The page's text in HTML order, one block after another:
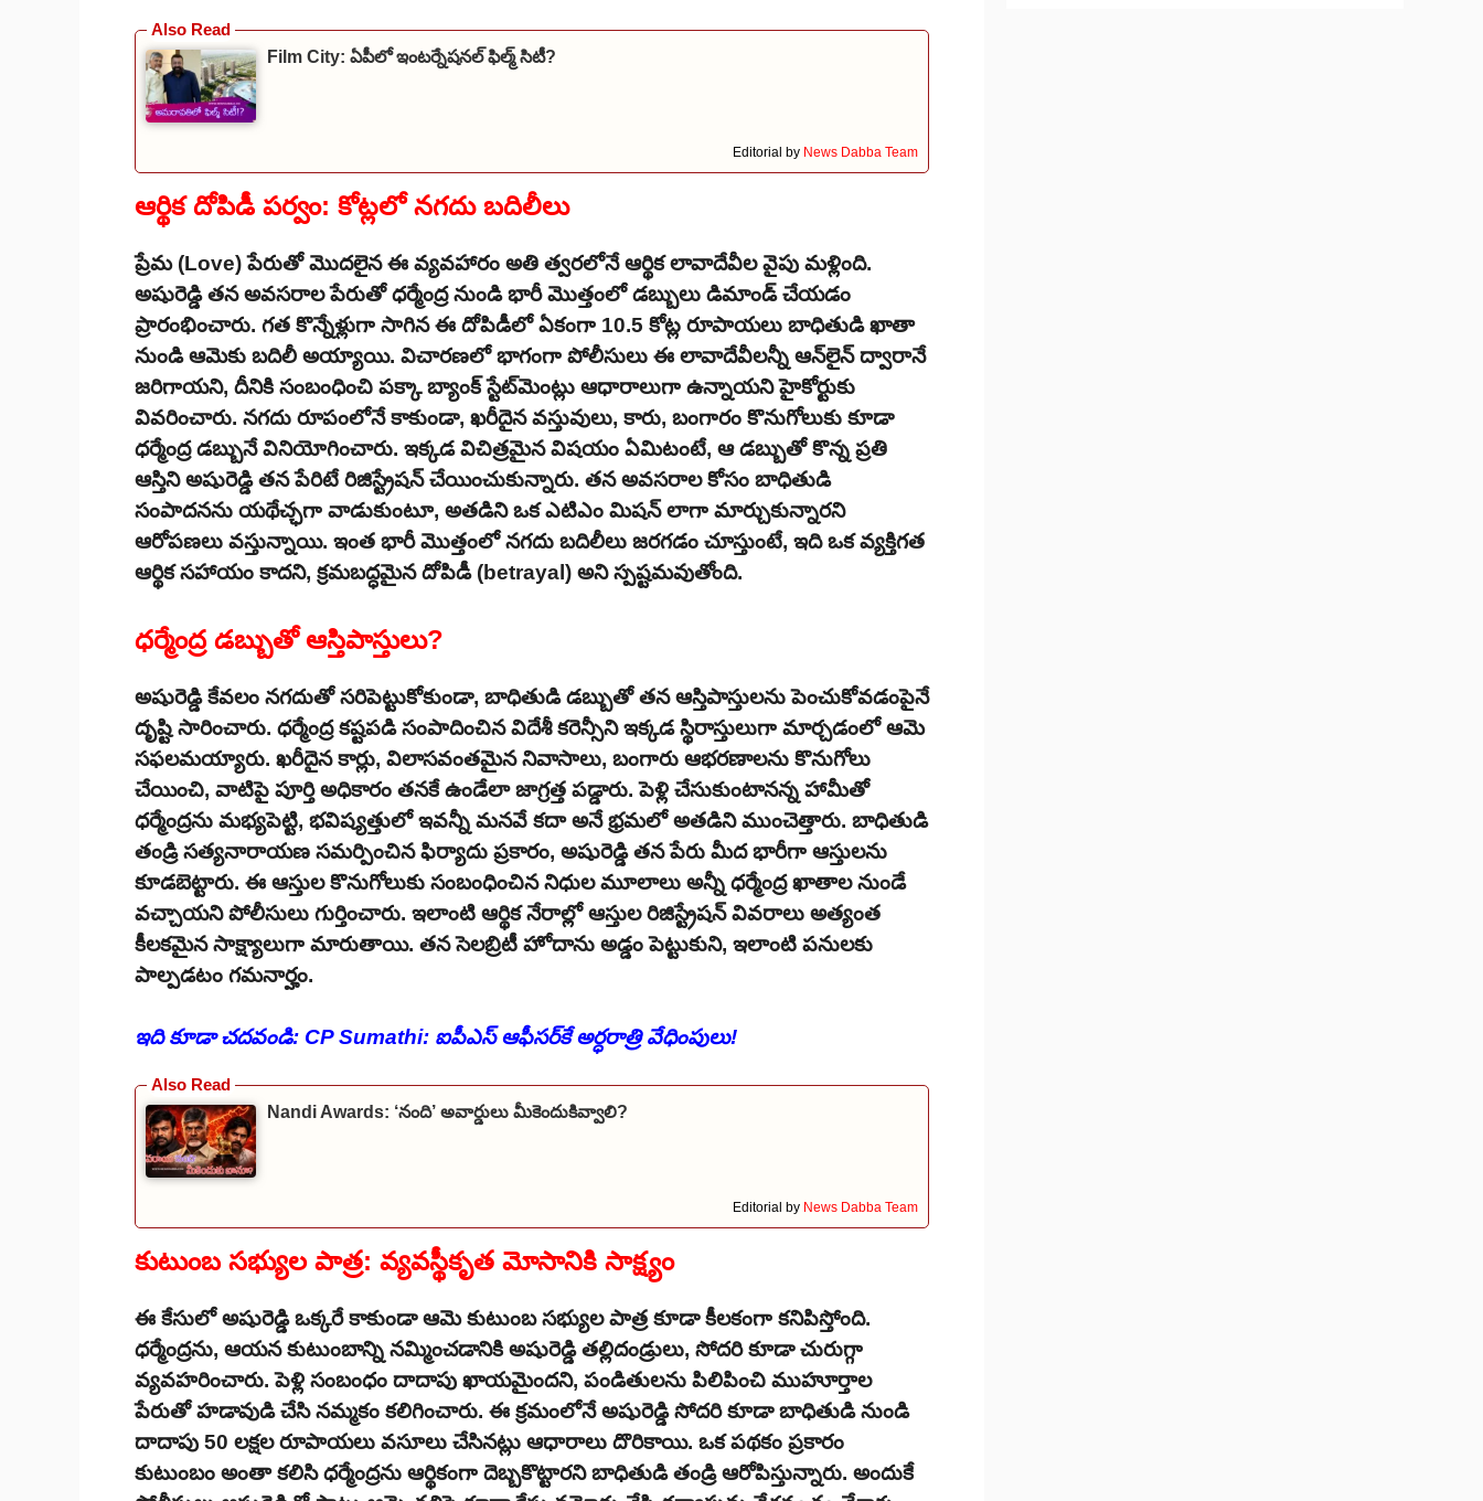
Film City: ఏపీలో ఇంటర్నేషనల్ ఫిల్మ్ సిటీ?
Editorial by News Dabba Team
ఆర్థిక దోపిడీ పర్వం: కోట్లలో నగదు బదిలీలు
ప్రేమ (Love) పేరుతో మొదలైన ఈ వ్యవహారం అతి త్వరలోనే ఆర్థిక లావాదేవీల వైపు మళ్లింది.
అషురెడ్డి తన అవసరాల పేరుతో ధర్మేంద్ర నుండి భారీ మొత్తంలో డబ్బులు డిమాండ్ చేయడం
ప్రారంభించారు. గత కొన్నేళ్లుగా సాగిన ఈ దోపిడీలో ఏకంగా 10.5 కోట్ల రూపాయలు బాధితుడి ఖాతా
నుండి ఆమెకు బదిలీ అయ్యాయి. విచారణలో భాగంగా పోలీసులు ఈ లావాదేవీలన్నీ ఆన్‌లైన్ ద్వారానే
జరిగాయని, దీనికి సంబంధించి పక్కా బ్యాంక్ స్టేట్‌మెంట్లు ఆధారాలుగా ఉన్నాయని హైకోర్టుకు
వివరించారు. నగదు రూపంలోనే కాకుండా, ఖరీదైన వస్తువులు, కారు, బంగారం కొనుగోలుకు కూడా
ధర్మేంద్ర డబ్బునే వినియోగించారు. ఇక్కడ విచిత్రమైన విషయం ఏమిటంటే, ఆ డబ్బుతో కొన్న ప్రతి
ఆస్తిని అషురెడ్డి తన పేరిటే రిజిస్ట్రేషన్ చేయించుకున్నారు. తన అవసరాల కోసం బాధితుడి
సంపాదనను యథేచ్ఛగా వాడుకుంటూ, అతడిని ఒక ఎటిఎం మిషన్ లాగా మార్చుకున్నారని
ఆరోపణలు వస్తున్నాయి. ఇంత భారీ మొత్తంలో నగదు బదిలీలు జరగడం చూస్తుంటే, ఇది ఒక వ్యక్తిగత
ఆర్థిక సహాయం కాదని, క్రమబద్ధమైన దోపిడీ (betrayal) అని స్పష్టమవుతోంది.
ధర్మేంద్ర డబ్బుతో ఆస్తిపాస్తులు?
అషురెడ్డి కేవలం నగదుతో సరిపెట్టుకోకుండా, బాధితుడి డబ్బుతో తన ఆస్తిపాస్తులను పెంచుకోవడంపైనే
దృష్టి సారించారు. ధర్మేంద్ర కష్టపడి సంపాదించిన విదేశీ కరెన్సీని ఇక్కడ స్థిరాస్తులుగా మార్చడంలో ఆమె
సఫలమయ్యారు. ఖరీదైన కార్లు, విలాసవంతమైన నివాసాలు, బంగారు ఆభరణాలను కొనుగోలు
చేయించి, వాటిపై పూర్తి అధికారం తనకే ఉండేలా జాగ్రత్త పడ్డారు. పెళ్లి చేసుకుంటానన్న హామీతో
ధర్మేంద్రను మభ్యపెట్టి, భవిష్యత్తులో ఇవన్నీ మనవే కదా అనే భ్రమలో అతడిని ముంచెత్తారు. బాధితుడి
తండ్రి సత్యనారాయణ సమర్పించిన ఫిర్యాదు ప్రకారం, అషురెడ్డి తన పేరు మీద భారీగా ఆస్తులను
కూడబెట్టారు. ఈ ఆస్తుల కొనుగోలుకు సంబంధించిన నిధుల మూలాలు అన్నీ ధర్మేంద్ర ఖాతాల నుండే
వచ్చాయని పోలీసులు గుర్తించారు. ఇలాంటి ఆర్థిక నేరాల్లో ఆస్తుల రిజిస్ట్రేషన్ వివరాలు అత్యంత
కీలకమైన సాక్ష్యాలుగా మారుతాయి. తన సెలబ్రిటీ హోదాను అడ్డం పెట్టుకుని, ఇలాంటి పనులకు
పాల్పడటం గమనార్హం.
ఇది కూడా చదవండి: CP Sumathi: ఐపీఎస్ ఆఫీసర్‌కే అర్ధరాత్రి వేధింపులు!
Nandi Awards: ‘నంది’ అవార్డులు మీకెందుకివ్వాలి?
Editorial by News Dabba Team
కుటుంబ సభ్యుల పాత్ర: వ్యవస్థీకృత మోసానికి సాక్ష్యం
ఈ కేసులో అషురెడ్డి ఒక్కరే కాకుండా ఆమె కుటుంబ సభ్యుల పాత్ర కూడా కీలకంగా కనిపిస్తోంది.
ధర్మేంద్రను, ఆయన కుటుంబాన్ని నమ్మించడానికి అషురెడ్డి తల్లిదండ్రులు, సోదరి కూడా చురుగ్గా
వ్యవహరించారు. పెళ్లి సంబంధం దాదాపు ఖాయమైందని, పండితులను పిలిపించి ముహూర్తాల
పేరుతో హడావుడి చేసి నమ్మకం కలిగించారు. ఈ క్రమంలోనే అషురెడ్డి సోదరి కూడా బాధితుడి నుండి
దాదాపు 50 లక్షల రూపాయలు వసూలు చేసినట్లు ఆధారాలు దొరికాయి. ఒక పథకం ప్రకారం
కుటుంబం అంతా కలిసి ధర్మేంద్రను ఆర్థికంగా దెబ్బకొట్టారని బాధితుడి తండ్రి ఆరోపిస్తున్నారు. అందుకే